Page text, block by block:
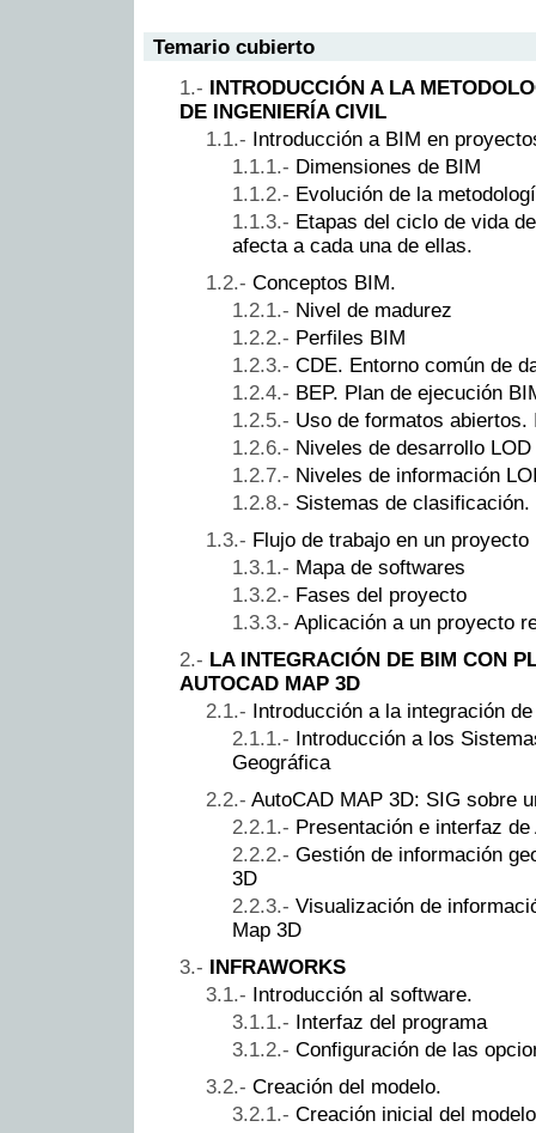
Temario cubierto
INTRODUCCIÓN A LA
DE INGENIERÍA CIVIL
Introducción a BIM en
Dimensiones de BIM
Evolución de la
Etapas del ciclo de vida
afecta a cada una de ellas.
Conceptos BIM.
Nivel de madurez
Perfiles BIM
CDE. Entorno común de
BEP. Plan de ejecución
Uso de formatos abiertos.
Niveles de desarrollo LOD
Niveles de información
Sistemas de clasificación.
Flujo de trabajo en un
Mapa de softwares
Fases del proyecto
Aplicación a un proyecto
LA INTEGRACIÓN DE BIM CON
AUTOCAD MAP 3D
Introducción a la integración
Introducción a los
Geográfica
AutoCAD MAP 3D: SIG sobre
Presentación e interfaz
Gestión de información
3D
Visualización de
Map 3D
INFRAWORKS
Introducción al software.
Interfaz del programa
Configuración de las
Creación del modelo.
Creación inicial del modelo